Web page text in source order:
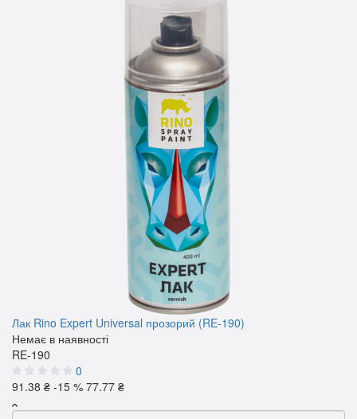
Лак Rino Expert Universal прозорий (RE-190)
Немає в наявності
RE-190
0
91.38 ₴ -15 % 77.77 ₴